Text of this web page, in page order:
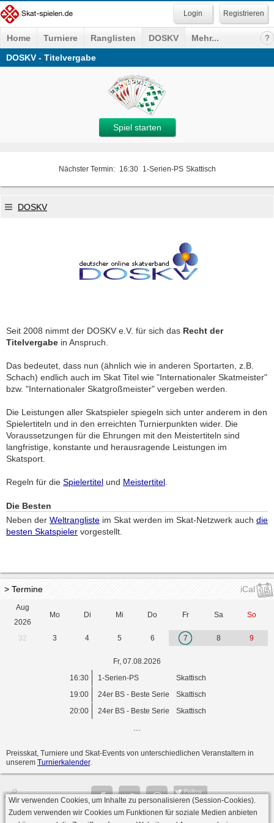
Registrieren
Home Turniere Ranglisten DOSKV
Mehr...
DOSKV - Titelvergabe
Spiel starten
Nächster Termin: 16:30 1-Serien-PS Skattisch
DOSKV
Seit 2008 nimmt der DOSKV e.V. für sich das Recht der
Titelvergabe in Anspruch.
Das bedeutet, dass nun (ähnlich wie in anderen Sportarten, z.B.
Schach) endlich auch im Skat Titel wie "Internationaler Skatmeister"
bzw. "Internationaler Skatgroßmeister" vergeben werden.
Die Leistungen aller Skatspieler spiegeln sich unter anderem in den
Spielertiteln und in den erreichten Turnierpunkten wider. Die
Voraussetzungen für die Ehrungen mit den Meistertiteln sind
langfristige, konstante und herausragende Leistungen im
Skatsport.
Regeln für die Spielertitel und Meistertitel
Die Besten
Neben der Weltrangliste im Skat werden im Skat-Netzwerk auch die
besten Skatspieler vorgestellt.
> Termine iCal
Aug
2026
Mo Di Mi Do Fr Sa So
32 3 4 5 6 7 8 9
Fr, 07.08.2026
16:30
1-Serien-PS
Skattisch
19:00
24er BS - Beste Serie
Skattisch
20:00
24er BS - Beste Serie Skattisch
...
Preisskat, Turniere und Skat-Events von unterschiedlichen Veranstaltern in
unserem Turnierkalender.
Follow
Seite
Wir verwenden Cookies, um Inhalte zu personalisieren (Session-Cookies).
Zudem verwenden wir Cookies um Funktionen für soziale Medien anbieten